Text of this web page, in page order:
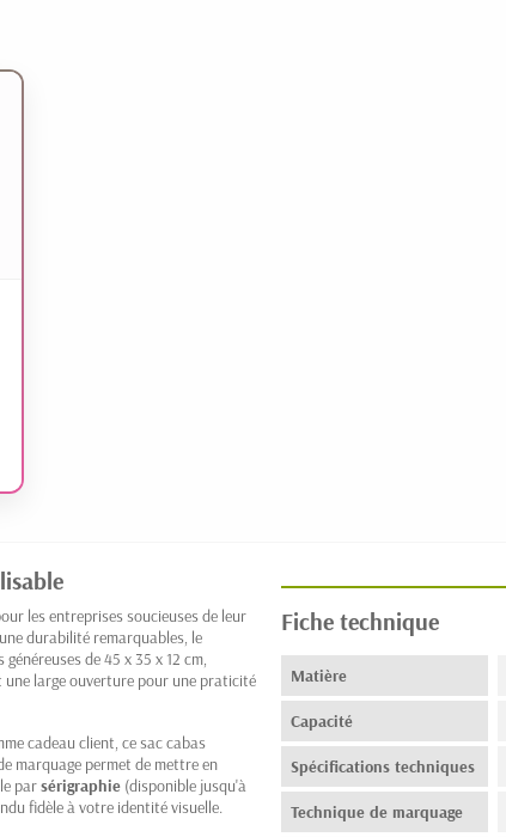
les entreprises soucieuses de leur
durabilité remarquables, le
de 45 x 35 x 12 cm,
une large ouverture pour une praticité
cadeau client, ce sac cabas
marquage permet de mettre en
parsérigraphie (disponible jusqu'à
fidèle à votre identité visuelle.
Fiche technique
Matière
Capacité
Spécifications techniques
Technique de marquage